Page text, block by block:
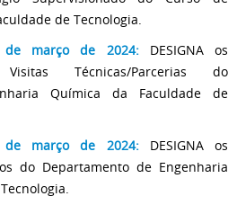
de Tecnologia.
março de 2024:
DESIGNA os
Técnicas/Parcerias do
Química da Faculdade de
março de 2024:
DESIGNA os
do Departamento de Engenharia